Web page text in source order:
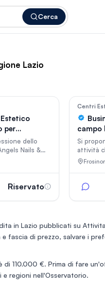
Cerca
Lazio
per
dello
Nails &
cuore del
in
Estetica
moderno in
e
• Pronto
• Business
clienti
Riservato
Centri
campo
Si
attività
e sportivi.
margini
e
richiede
in Lazio pubblicati su
fascia di prezzo, salvare i
di 110.000 €. Prima di fare
e regioni nell'Osservatorio.